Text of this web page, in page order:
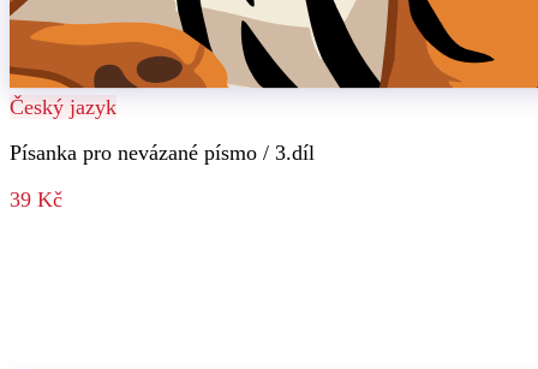
Český jazyk
Písanka pro nevázané písmo / 3.díl
39 Kč